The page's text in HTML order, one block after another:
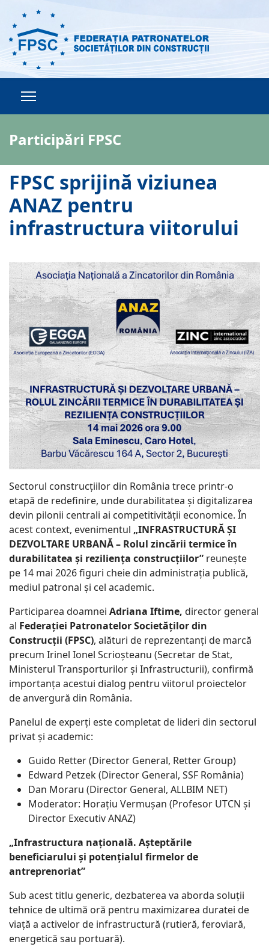
Participări FPSC
FPSC sprijină viziunea
ANAZ pentru
infrastructura viitorului
Sectorul construcțiilor din România trece printr-o
etapă de redefinire, unde durabilitatea și digitalizarea
devin pilonii centrali ai competitivității economice. În
acest context, evenimentul „INFRASTRUCTURĂ ȘI
DEZVOLTARE URBANĂ – Rolul zincării termice în
durabilitatea și reziliența construcțiilor” reunește
pe 14 mai 2026 figuri cheie din administrația publică,
mediul patronal și cel academic.
Participarea doamnei Adriana Iftime, director general
al Federației Patronatelor Societăților din
Construcții (FPSC), alături de reprezentanți de marcă
precum Irinel Ionel Scrioșteanu (Secretar de Stat,
Ministerul Transporturilor și Infrastructurii), confirmă
importanța acestui dialog pentru viitorul proiectelor
de anvergură din România.
Panelul de experți este completat de lideri din sectorul
privat și academic:
Guido Retter (Director General, Retter Group)
Edward Petzek (Director General, SSF România)
Dan Moraru (Director General, ALLBIM NET)
Moderator: Horațiu Vermușan (Profesor UTCN și
Director Executiv ANAZ)
„Infrastructura națională. Așteptările
beneficiarului și potențialul firmelor de
antreprenoriat”
Sub acest titlu generic, dezbaterea va aborda soluții
tehnice de ultimă oră pentru maximizarea duratei de
viață a activelor de infrastructură (rutieră, feroviară,
energetică sau portuară).